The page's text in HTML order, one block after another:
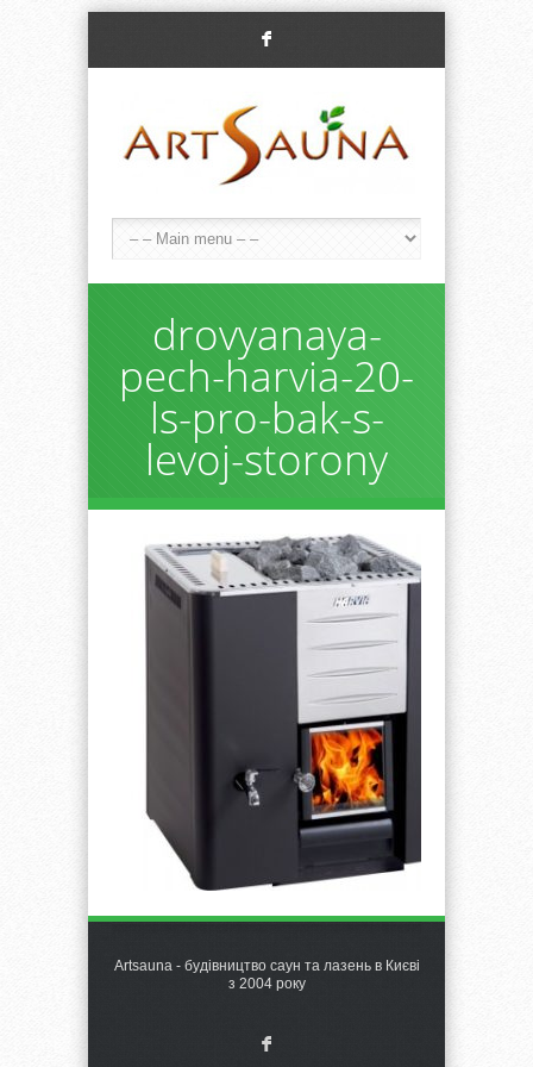
F
drovyanaya-
pech-harvia-20-
ls-pro-bak-s-
levoj-storony
Artsauna - будівництво саун та лазень в Києві
з 2004 року
F